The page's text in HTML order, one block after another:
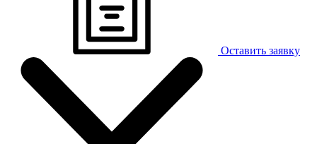
Оставить заявку